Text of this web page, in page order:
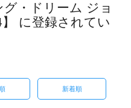
グ・ドリーム ジョ
に登録されてい
新着順